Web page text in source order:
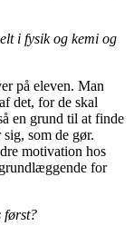
i fysik og kemi og
på eleven. Man
det, for de skal
en grund til at finde
som de gør.
motivation hos
for
først?